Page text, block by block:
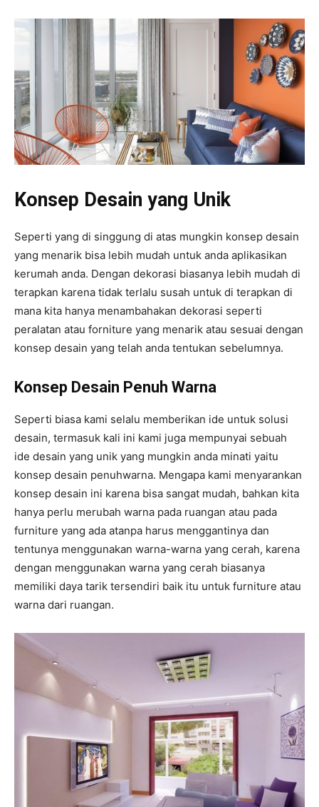
Konsep Desain yang Unik
Seperti yang di singgung di atas mungkin konsep desain
yang menarik bisa lebih mudah untuk anda aplikasikan
kerumah anda. Dengan dekorasi biasanya lebih mudah di
terapkan karena tidak terlalu susah untuk di terapkan di
mana kita hanya menambahakan dekorasi seperti
peralatan atau forniture yang menarik atau sesuai dengan
konsep desain yang telah anda tentukan sebelumnya.
Konsep Desain Penuh Warna
Seperti biasa kami selalu memberikan ide untuk solusi
desain, termasuk kali ini kami juga mempunyai sebuah
ide desain yang unik yang mungkin anda minati yaitu
konsep desain penuhwarna. Mengapa kami menyarankan
konsep desain ini karena bisa sangat mudah, bahkan kita
hanya perlu merubah warna pada ruangan atau pada
furniture yang ada atanpa harus menggantinya dan
tentunya menggunakan warna-warna yang cerah, karena
dengan menggunakan warna yang cerah biasanya
memiliki daya tarik tersendiri baik itu untuk furniture atau
warna dari ruangan.